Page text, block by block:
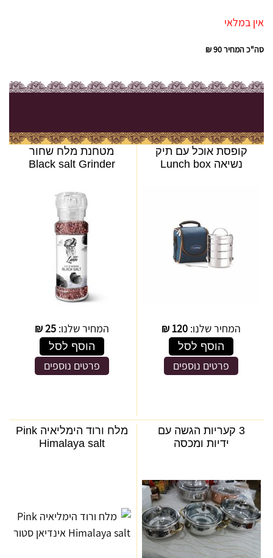
אין במלאי
סה"כ המחיר90 ₪
קופסת אוכל עם תיק
נשיאה Lunch box
המחיר שלנו: 120
₪
הוסף לסל
פרטים נוספים
מטחנת מלח שחור
Black salt Grinder
המחיר שלנו:25
₪
הוסף לסל
פרטים נוספים
3 קעריות הגשה עם
ידיות ומכסה
מלח ורוד הימליאיה Pink
Himalaya salt